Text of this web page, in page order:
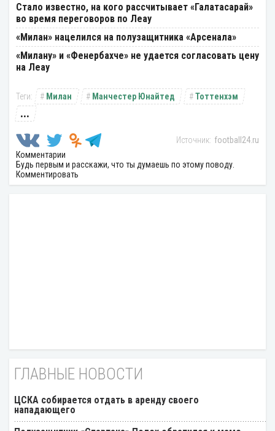
Стало известно, на кого рассчитывает «Галатасарай»
во время переговоров по Леау
«Милан» нацелился на полузащитника «Арсенала»
«Милану» и «Фенербахче» не удается согласовать цену
на Леау
Милан Манчестер Юнайтед Тоттенхэм
...
football24.ru
Комментарии
Будь первым и расскажи, что ты думаешь по этому поводу.
Комментировать
ГЛАВНЫЕ НОВОСТИ
ЦСКА собирается отдать в аренду своего
нападающего